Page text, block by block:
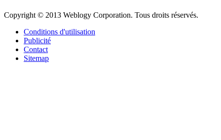
Copyright © 2013 Weblogy Corporation. Tous droits réservés.
Conditions d'utilisation
Publicité
Contact
Sitemap